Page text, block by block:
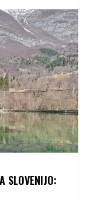
SLOVENIJO: